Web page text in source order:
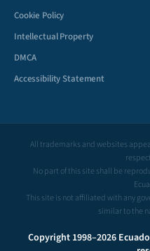
Cookie Policy
Intellectual Property
DMCA
Accessibility Statement
All trademarks and websites
No part of this site shall be
This site is not affiliated with any
similar to the
Copyright 1998–2026